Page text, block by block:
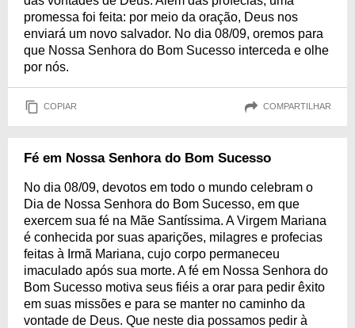
promessa foi feita: por meio da oração, Deus nos
enviará um novo salvador. No dia 08/09, oremos para
que Nossa Senhora do Bom Sucesso interceda e olhe
por nós.
COPIAR COMPARTILHAR
Fé em Nossa Senhora do Bom Sucesso
No dia 08/09, devotos em todo o mundo celebram o
Dia de Nossa Senhora do Bom Sucesso, em que
exercem sua fé na Mãe Santíssima. A Virgem Mariana
é conhecida por suas aparições, milagres e profecias
feitas à Irmã Mariana, cujo corpo permaneceu
imaculado após sua morte. A fé em Nossa Senhora do
Bom Sucesso motiva seus fiéis a orar para pedir êxito
em suas missões e para se manter no caminho da
vontade de Deus. Que neste dia possamos pedir à